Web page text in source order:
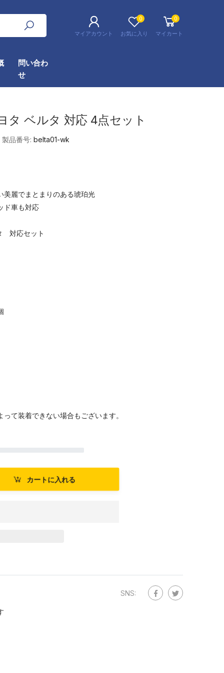
マイアカウント
0
お気に入り
0
マイカート
問い合わ
せ
タ ベルタ 対応 4点セット
製品番号: belta01-wk
美麗でまとまりのある琥珀光
ド車も対応
対応セット
て装着できない場合もございます。
カートに入れる
SNS: